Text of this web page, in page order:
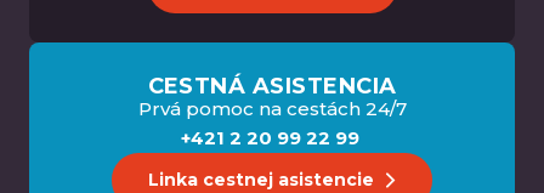
CESTNÁ ASISTENCIA
Prvá pomoc na cestách 24/7
+421 2 20 99 22 99
Linka cestnej asistencie